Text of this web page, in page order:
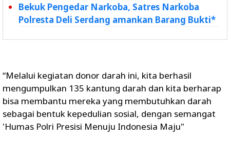
Bekuk Pengedar Narkoba, Satres Narkoba
Polresta Deli Serdang amankan Barang Bukti*
“Melalui kegiatan donor darah ini, kita berhasil
mengumpulkan 135 kantung darah dan kita berharap
bisa membantu mereka yang membutuhkan darah
sebagai bentuk kepedulian sosial, dengan semangat
'Humas Polri Presisi Menuju Indonesia Maju"